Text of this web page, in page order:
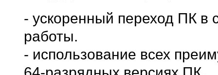
- ускоренный переход ПК
работы.
- использование всех